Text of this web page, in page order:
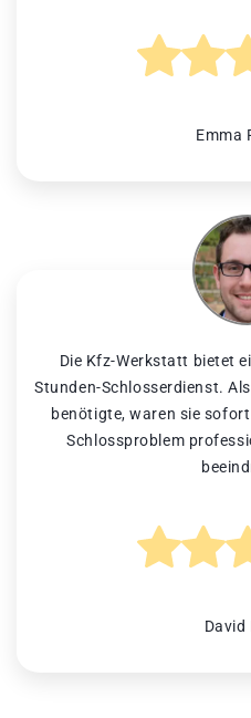
Emma
Die Kfz-Werkstatt bietet
Stunden-Schlosserdienst.
benötigte, waren sie
Schlossproblem
David